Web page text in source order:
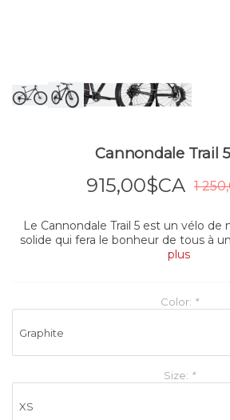
Cannondale Trail
915,00$CA 1
Le Cannondale Trail 5 est un vélo
solide qui fera le bonheur de tous à
plus
Color: *
Size: *